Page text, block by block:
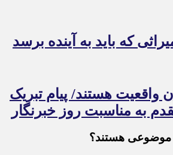
که باید به آینده برسد
واقعیت هستند/ پیام تبریک
به مناسبت روز خبرنگار
موضوعی هستند؟